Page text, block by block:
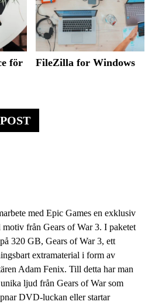
med Epic Games en exklusiv
från Gears of War 3. I paketet
320 GB, Gears of War 3, ett
extramaterial i form av
Adam Fenix. Till detta har man
ljud från Gears of War som
DVD-luckan eller startar
för
FileZilla for Windows